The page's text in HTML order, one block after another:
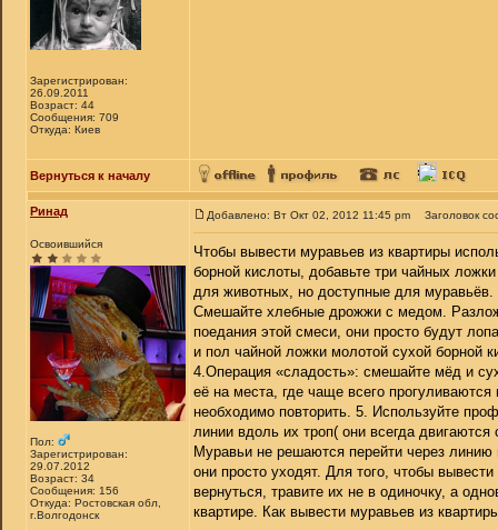
Зарегистрирован:
26.09.2011
Возраст: 44
Сообщения: 709
Откуда: Киев
Вернуться к началу
Ринад
Освоившийся
Пол:
Зарегистрирован:
29.07.2012
Возраст: 34
Сообщения: 156
Откуда: Ростовская обл,
г.Волгодонск
Добавлено: Вт Окт 02, 2012 11:45 pm Заголовок
Чтобы вывести муравьев из квартиры
борной кислоты, добавьте три чайных
для животных, но доступные для муравьёв.
Смешайте хлебные дрожжи с медом.
поедания этой смеси, они просто будут
и пол чайной ложки молотой сухой борной
4.Операция «сладость»: смешайте мёд и
её на места, где чаще всего
необходимо повторить. 5. Используйте
линии вдоль их троп( они всегда
Муравьи не решаются перейти через линию
они просто уходят. Для того, чтобы
вернуться, травите их не в одиночку, а
квартире. Как вывести муравьев из